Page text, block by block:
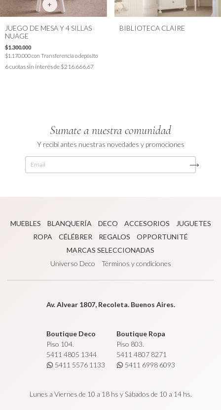
JUEGO DE MESA Y 4 SILLAS
NUAGE
$1.300.000
$1.170.000con Transferencia o depósito
6cuotas sin interés de $216.666,67
BIBLIOTECA CLAIRE
Sumate a nuestra comunidad
Y recibí antes nuestras novedades y promociones
MUEBLES BLANQUERÍA DECO ACCESORIOS
JUGUETES
ROPA
CÉLÉBRER REGALOS
OPPORTUNITÉ
MARCAS SELECCIONADAS
Universo Deco
Términos y condiciones
Av. Alvear 1807, Recoleta. Buenos Aires.
Boutique Deco
Piso 104.
5411 4805 1344
5411 5576 1133
Boutique Ropa
Piso 803.
5411 4807 8271
5411 6998 6093
Lunes a Viernes de 10 a 18 hs y Sábados de 10 a 14 hs.